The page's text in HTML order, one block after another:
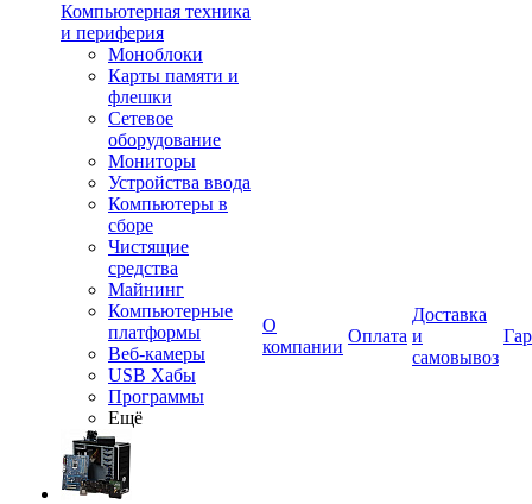
Компьютерная техника
и периферия
Моноблоки
Карты памяти и
флешки
Сетевое
оборудование
Мониторы
Устройства ввода
Компьютеры в
сборе
Чистящие
средства
Майнинг
Компьютерные
платформы
Веб-камеры
USB Хабы
Программы
Ещё
О
компании
Оплата
Доставка
и
самовывоз